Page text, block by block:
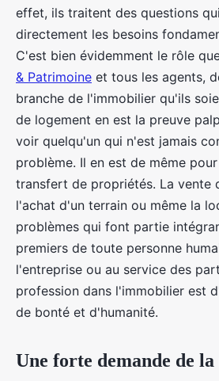
effet, ils traitent des questions
directement les besoins
C'est bien évidemment le rôle
& Patrimoine et tous les agents,
branche de l'immobilier qu'ils
de logement en est la preuve
voir quelqu'un qui n'est jamais
problème. Il en est de même
transfert de propriétés. La vente
l'achat d'un terrain ou même la
problèmes qui font partie
premiers de toute personne
l'entreprise ou au service des
profession dans l'immobilier est
de bonté et d'humanité.
Une forte demande de